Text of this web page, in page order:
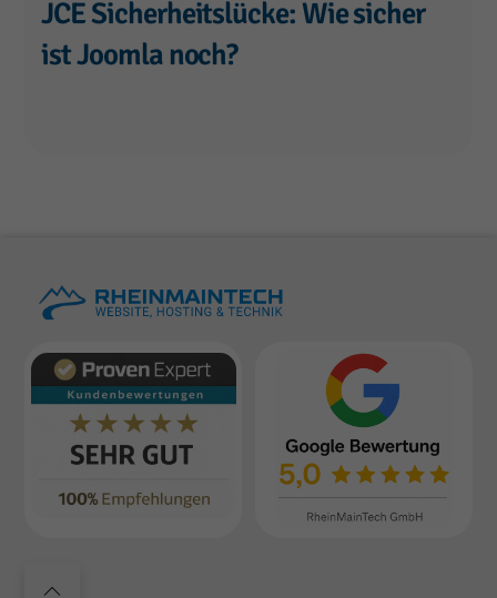
JCE Sicherheitslücke: Wie sicher
ist Joomla noch?